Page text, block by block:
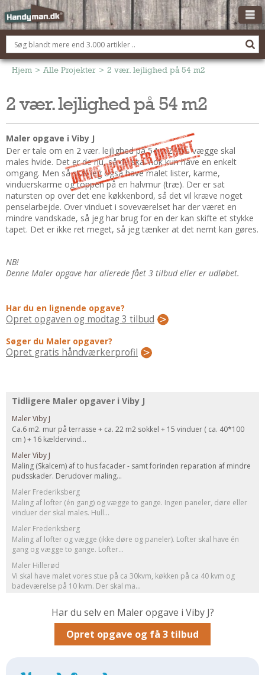
OM HANDYMAN.DK
FÅ 3 TILBUD
BOLIG KØBERÅDGIVNING
Montage Og Nybyg
Reparation Og Vedligehold
Alt Om Køkkenet
Om Materialer
Om Værktøj
Andet
Tips Og Tests
Montage Og Udskiftning
Andet
MALER
Indendørs
Udendørs
Kan Det Males?
MURER
Nybygning
Reparationer
Om Materialer
Om Værktøj
GLARMESTER
Om Materialer
Hjem > Alle Projekter > 2 vær. lejlighed på 54 m2
2 vær. lejlighed på 54 m2
Maler opgave i Viby J
Der er tale om en 2 vær. lejlighed på 54 m2. Alle vægge skal
males hvide. Det er de nu, så de skal nok kun have en enkelt
omgang. Men så skal jeg også have malet lister, karme,
vinduerskarme og toppen på en halvmur (træ). Der er sat
natursten op over det ene køkkenbord, så det vil kræve noget
penselarbejde. Over vinduet i soveværelset har der været en
mindre vandskade, så jeg har brug for en der kan skifte et stykke
tapet. Det er ikke ret meget, så jeg tænker at det nemt kan gøres.
NB!
Denne Maler opgave har allerede fået 3 tilbud eller er udløbet.
Har du en lignende opgave?
Opret opgaven og modtag 3 tilbud
Søger du Maler opgaver?
Opret gratis håndværkerprofil
Tidligere Maler opgaver i Viby J
Maler Viby J
Ca.6 m2. mur på terrasse + ca. 22 m2 sokkel + 15 vinduer ( ca. 40*100
cm ) + 16 kældervind...
Maler Viby J
Maling (Skalcem) af to hus facader - samt forinden reparation af mindre
pudsskader. Derudover maling...
Maler Frederiksberg
Maling af lofter (én gang) og vægge to gange. Ingen paneler, døre eller
vinduer der skal males. Hull...
Maler Frederiksberg
Maling af lofter og vægge (ikke døre og paneler). Lofter skal have én
gang og vægge to gange. Lofter...
Maler Hillerød
Vi skal have malet vores stue på ca 30kvm, køkken på ca 40 kvm og
badeværelse på 10 kvm. Der skal ma...
Har du selv en Maler opgave i Viby J?
Opret opgave og få 3 tilbud